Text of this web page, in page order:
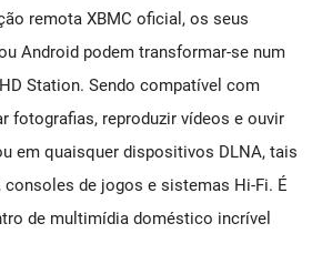
remota XBMC oficial, os seus
Android podem transformar-se num
Station. Sendo compatível com
fotografias, reproduzir vídeos e ouvir
em quaisquer dispositivos DLNA, tais
de jogos e sistemas Hi-Fi. É
de multimídia doméstico incrível